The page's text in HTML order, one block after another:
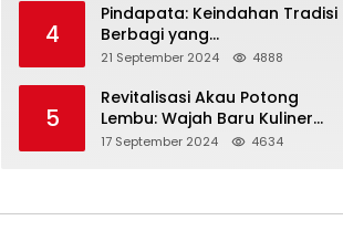
4
Pindapata: Keindahan Tradisi
Berbagi yang
Menghubungkan Umat dalam
Kebersamaan dalam Agama
Buddha
21 September 2024 4888
5
Revitalisasi Akau Potong
Lembu: Wajah Baru Kuliner
Legendaris Tanjungpinang
17 September 2024 4634